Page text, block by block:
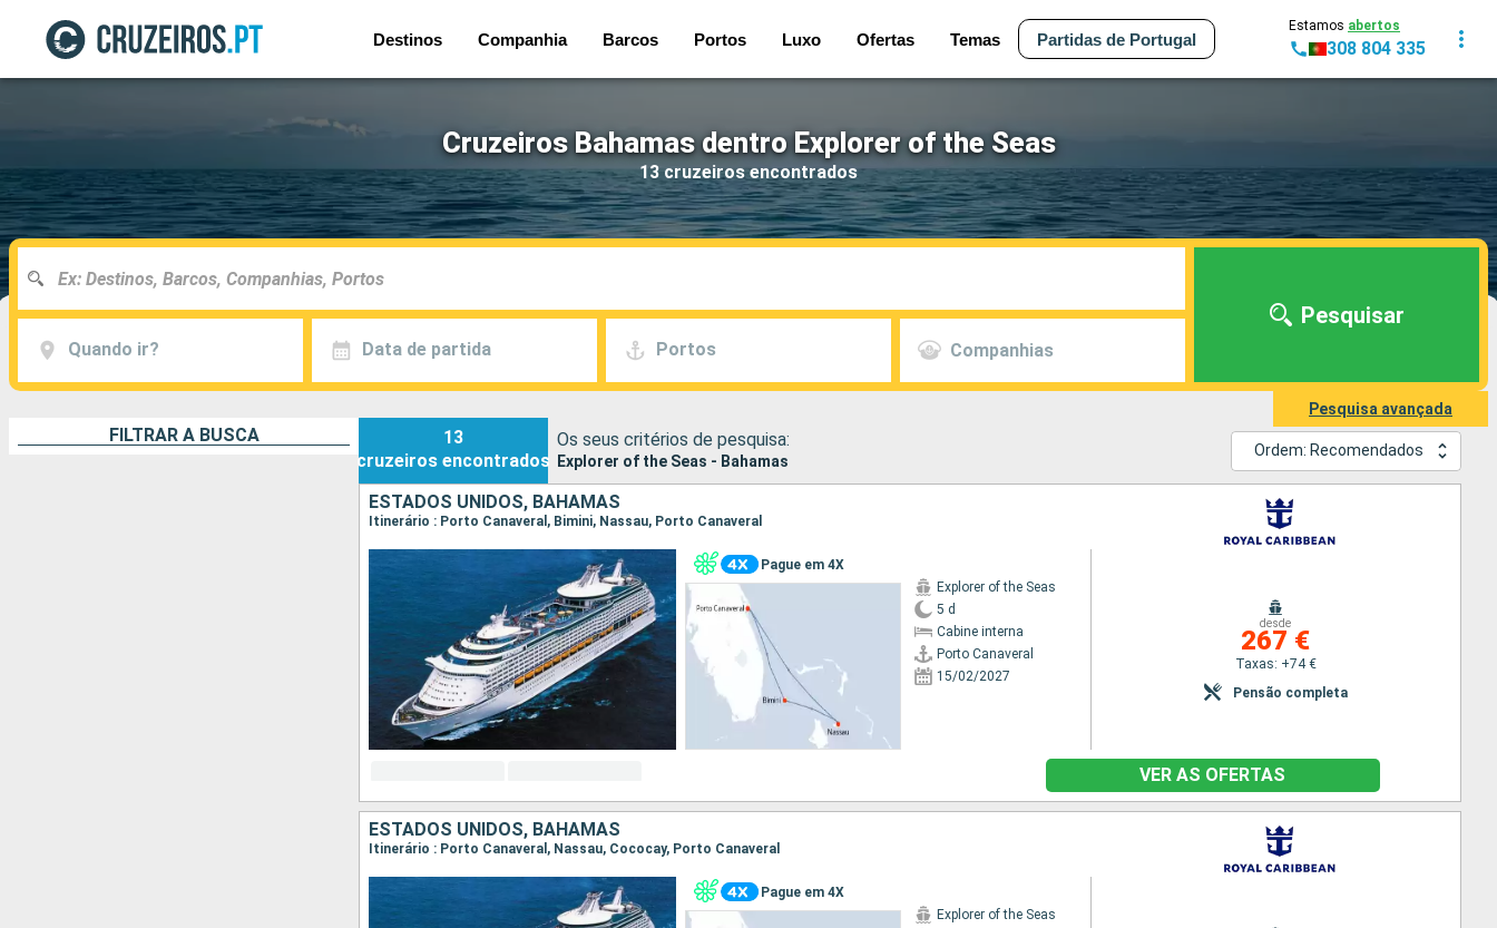
Destinos Companhia Barcos Portos Luxo Ofertas Temas Partidas de Portugal
Estamos abertos
308 804 335
Cruzeiros Bahamas dentro Explorer of the Seas
13 cruzeiros encontrados
Quando ir? Data de partida Portos Companhias
Pesquisar
Pesquisa avançada
FILTRAR A BUSCA
13
cruzeiros encontrados
Os seus critérios de pesquisa:
Explorer of the Seas - Bahamas
Ordem: Recomendados
ESTADOS UNIDOS, BAHAMAS
Itinerário : Porto Canaveral, Bimini, Nassau, Porto Canaveral
Pague em 4X
Explorer of the Seas
5 d
Cabine interna
Porto Canaveral
15/02/2027
desde
267 €
Taxas: +74 €
Pensão completa
VER AS OFERTAS
ESTADOS UNIDOS, BAHAMAS
Itinerário : Porto Canaveral, Nassau, Cococay, Porto Canaveral
Pague em 4X
Explorer of the Seas